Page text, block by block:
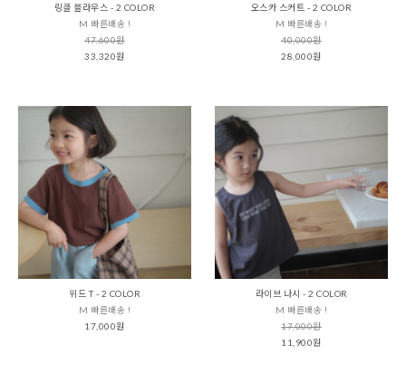
링클 블라우스 - 2 COLOR
M 빠른배송 !
47,600원
33,320원
오스카 스커트 - 2 COLOR
M 빠른배송 !
40,000원
28,000원
위드 T - 2 COLOR
M 빠른배송 !
17,000원
라이브 나시 - 2 COLOR
M 빠른배송 !
17,000원
11,900원